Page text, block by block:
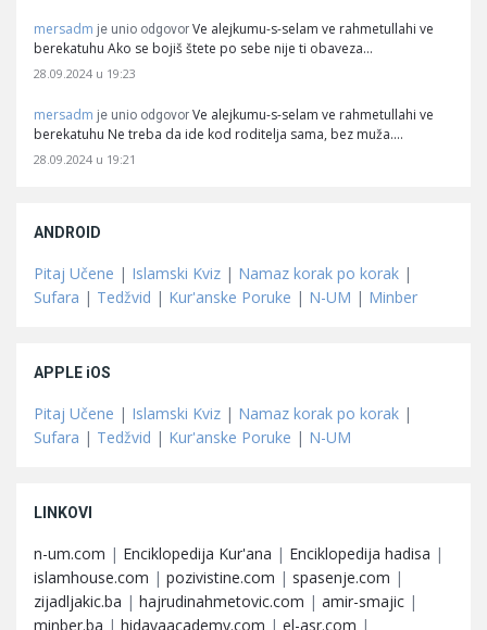
mersadm je unio odgovor Ve alejkumu-s-selam ve rahmetullahi ve
berekatuhu Ako se bojiš štete po sebe nije ti obaveza…
28.09.2024 u 19:23
mersadm je unio odgovor Ve alejkumu-s-selam ve rahmetullahi ve
berekatuhu Ne treba da ide kod roditelja sama, bez muža.…
28.09.2024 u 19:21
ANDROID
Pitaj Učene | Islamski Kviz | Namaz korak po korak |
Sufara | Tedžvid | Kur'anske Poruke | N-UM | Minber
APPLE iOS
Pitaj Učene | Islamski Kviz | Namaz korak po korak |
Sufara | Tedžvid | Kur'anske Poruke | N-UM
LINKOVI
n-um.com | Enciklopedija Kur'ana | Enciklopedija hadisa |
islamhouse.com | pozivistine.com | spasenje.com |
zijadljakic.ba | hajrudinahmetovic.com | amir-smajic |
minber.ba | hidayaacademy.com | el-asr.com |